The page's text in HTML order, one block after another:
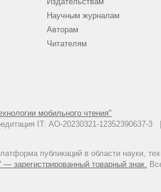
мобильного чтения"
IT: АО-20230321-
публикаций в области науки,
— зарегистрированный товарный знак.
Научным журналам
Авторам
Читателям